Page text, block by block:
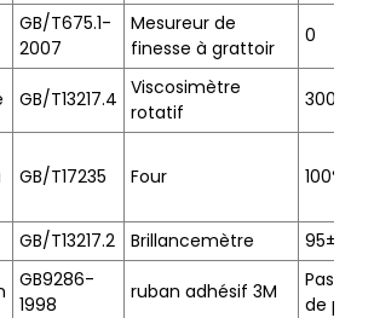
GB/T675.1-
2007
Mesureur de
finesse à grattoir
0
GB/T13217.4 Viscosimètre
rotatif
300-
GB/T17235 Four 100%-
GB/T13217.2 Brillancemètre 95±5
GB9286-
1998
ruban adhésif 3M
Pas de
de poils